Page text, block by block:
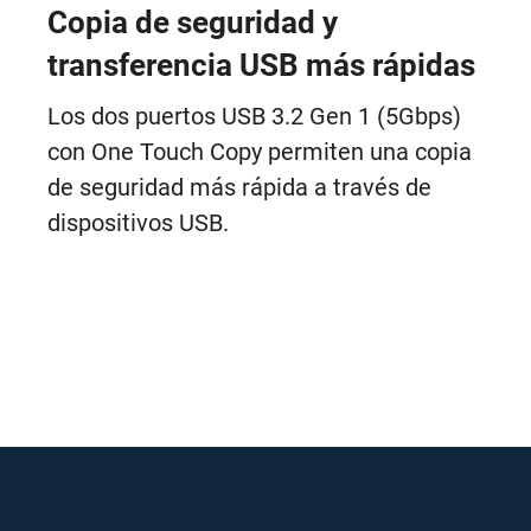
Copia de seguridad y
transferencia USB más rápidas
Los dos puertos USB 3.2 Gen 1 (5Gbps)
con One Touch Copy permiten una copia
de seguridad más rápida a través de
dispositivos USB.